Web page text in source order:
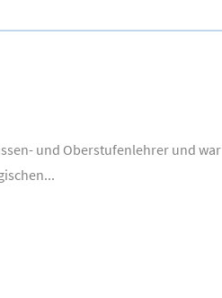
und Oberstufenlehrer und war